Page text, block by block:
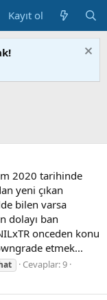
Kayıt ol
2020 tarihinde
yeni çıkan
bilen varsa
dolayı ban
onceden konu
etmek...
Cevaplar: 9